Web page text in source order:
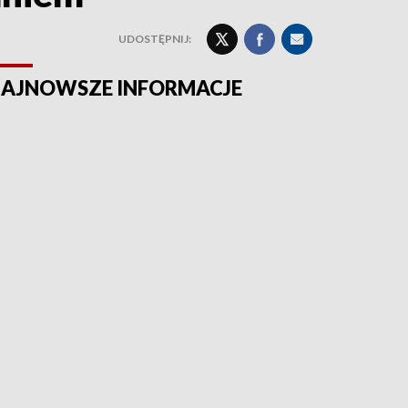
UDOSTĘPNIJ:
INFORMACJE